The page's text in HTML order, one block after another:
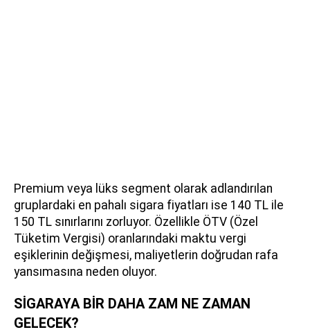
Premium veya lüks segment olarak adlandırılan
gruplardaki en pahalı sigara fiyatları ise 140 TL ile
150 TL sınırlarını zorluyor. Özellikle ÖTV (Özel
Tüketim Vergisi) oranlarındaki maktu vergi
eşiklerinin değişmesi, maliyetlerin doğrudan rafa
yansımasına neden oluyor.
SİGARAYA BİR DAHA ZAM NE ZAMAN
GELECEK?